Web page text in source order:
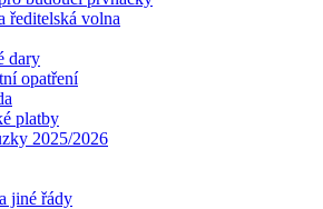
ředitelská volna
dary
opatření
platby
2025/2026
jiné řády